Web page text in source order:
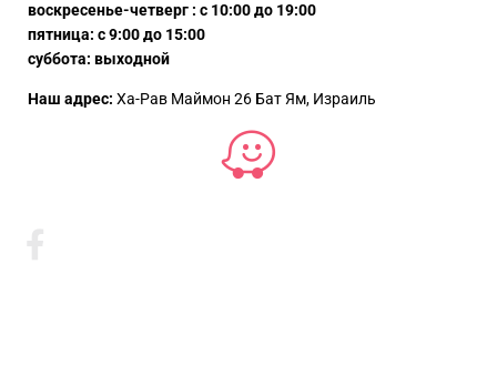
воскресенье-четверг : с 10:00 до 19:00
пятница: с 9:00 до 15:00
суббота: выходной
Наш адрес: Ха-Рав Маймон 26 Бат Ям, Израиль